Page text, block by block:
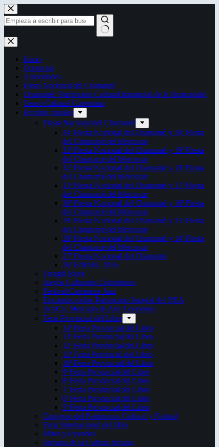
Saltar
al
contenido
Sin
resultados
Inicio
Contactos
Autoridades
Fiesta Nacional del Chamamé
Chamamé: Patrimonio Cultural Inmaterial de la Humanidad
Censo Cultural Correntino
Eventos anuales
Fiesta Nacional del Chamamé
34ª Fiesta Nacional del Chamamé y 20ª Fiesta
del Chamamé del Mercosur
33ª Fiesta Nacional del Chamamé y 19ª Fiesta
del Chamamé del Mercosur
32ª Fiesta Nacional del Chamamé y 18ª Fiesta
del Chamamé del Mercosur
31ª Fiesta Nacional del Chamamé y 17ª Fiesta
del Chamamé del Mercosur
30ª Fiesta Nacional del Chamamé y 16ª Fiesta
del Chamamé del Mercosur
29ª Fiesta Nacional del Chamamé y 15ª Fiesta
del Chamamé del Mercosur
28ª Fiesta Nacional del Chamamé y 14ª Fiesta
del Chamamé del Mercosur
27ª Fiesta Nacional del Chamamé
26ª Edición. 2016.
Taragüi Rock
Juegos Culturales Correntinos
Festival Corrientes Jazz
Encuentro sobre Patrimonio Integral del NEA
ArteCo. Mercado de Arte Corrientes
Feria Provincial del Libro
14ª Feria Provincial del Libro
13ª Feria Provincial del Libro
12ª Feria Provincial del Libro
11ª Feria Provincial del Libro
10ª Feria Provincial del Libro
9ª Feria Provincial del Libro
8ª Feria Provincial del Libro
7ª Feria Provincial del Libro
6ª Feria Provincial del Libro
5ª Feria Provincial del Libro
Congreso del Patrimonio Cultural y Natural
Feria Internacional del libro
Mitos y leyendas
Semana de la Cultura Italiana